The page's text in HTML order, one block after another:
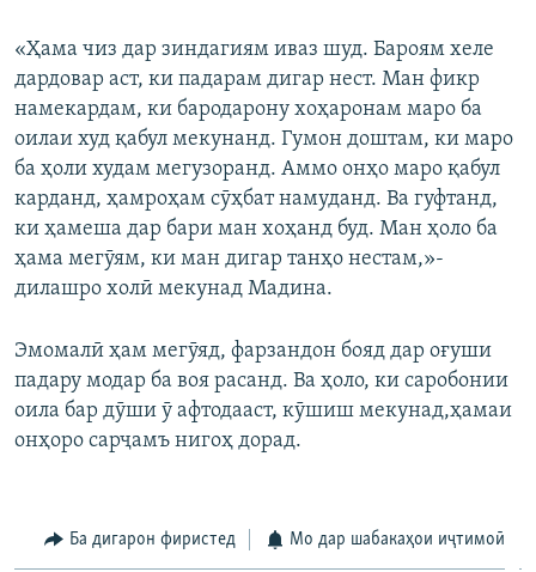
«Ҳама чиз дар зиндагиям иваз шуд. Бароям хеле
дардовар аст, ки падарам дигар нест. Ман фикр
намекардам, ки бародарону хоҳаронам маро ба
оилаи худ қабул мекунанд. Гумон доштам, ки маро
ба ҳоли худам мегузоранд. Аммо онҳо маро қабул
карданд, ҳамроҳам сӯҳбат намуданд. Ва гуфтанд,
ки ҳамеша дар бари ман хоҳанд буд. Ман ҳоло ба
ҳама мегӯям, ки ман дигар танҳо нестам,»-
дилашро холӣ мекунад Мадина.
Эмомалӣ ҳам мегӯяд, фарзандон бояд дар оғуши
падару модар ба воя расанд. Ва ҳоло, ки саробонии
оила бар дӯши ӯ афтодааст, кӯшиш мекунад,ҳамаи
онҳоро сарҷамъ нигоҳ дорад.
Ба дигарон фиристед Мо дар шабакаҳои иҷтимоӣ